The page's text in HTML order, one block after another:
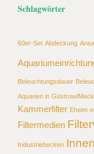
Schlagwörter
60er-Set Abdeckung
Beleuchtungsdauer
Aquarien in Güstrow/
Kammerfilter Eheim
Filtermedien
Industriebecken